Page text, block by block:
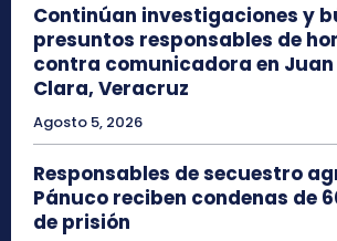
Continúan investigaciones y
presuntos responsables de
contra comunicadora en Juan
Clara, Veracruz
Agosto 5, 2026
Responsables de secuestro
Pánuco reciben condenas de
de prisión